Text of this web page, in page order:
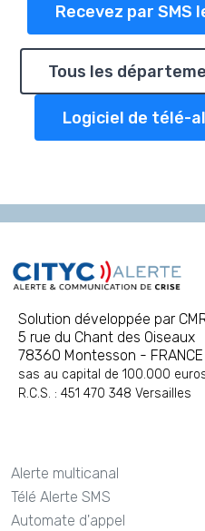
Recevez par SMS
Tous les
Logiciel de télé-
Solution développée par
5 rue du Chant des Oiseaux
78360 Montesson - FRANCE
sas au capital de 100.000
R.C.S. : 451 470 348 Versailles
Alerte multicanal
Télé Alerte SMS
Automate d'appel